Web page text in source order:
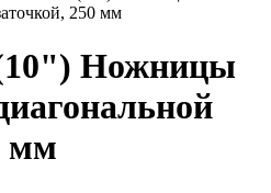
250 мм
Ножницы
мм